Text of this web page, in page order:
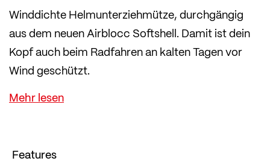
Winddichte Helmunterziehmütze, durchgängig
aus dem neuen Airblocc Softshell. Damit ist dein
Kopf auch beim Radfahren an kalten Tagen vor
Wind geschützt.
Für zusätzlichen Komfort ist das angeschnittene
Ohrenteil auf der Innenseite mit wärmendem
Features